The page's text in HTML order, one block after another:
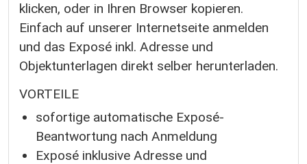
klicken, oder in Ihren Browser kopieren.
Einfach auf unserer Internetseite anmelden
und das Exposé inkl. Adresse und
Objektunterlagen direkt selber herunterladen.
VORTEILE
sofortige automatische Exposé-
Beantwortung nach Anmeldung
Exposé inklusive Adresse und